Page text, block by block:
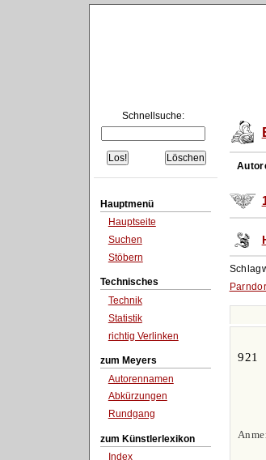
Schnellsuche:
Hauptmenü
Hauptseite
Suchen
Stöbern
Technisches
Technik
Statistik
richtig Verlinken
zum Meyers
Autorennamen
Abkürzungen
Rundgang
zum Künstlerlexikon
Index
921